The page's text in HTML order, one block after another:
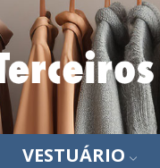
VESTUÁRIO